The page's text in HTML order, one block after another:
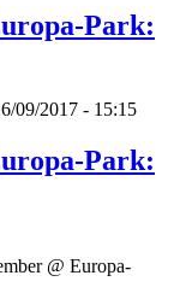
Park:
09/2017 - 15:15
Park:
@ Europa-